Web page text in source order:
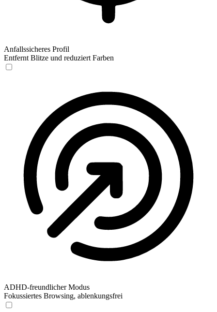
Anfallssicheres Profil
Entfernt Blitze und reduziert Farben
ADHD-freundlicher Modus
Fokussiertes Browsing, ablenkungsfrei